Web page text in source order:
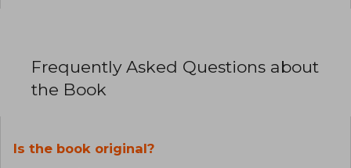
Frequently Asked Questions about
the Book
Is the book original?